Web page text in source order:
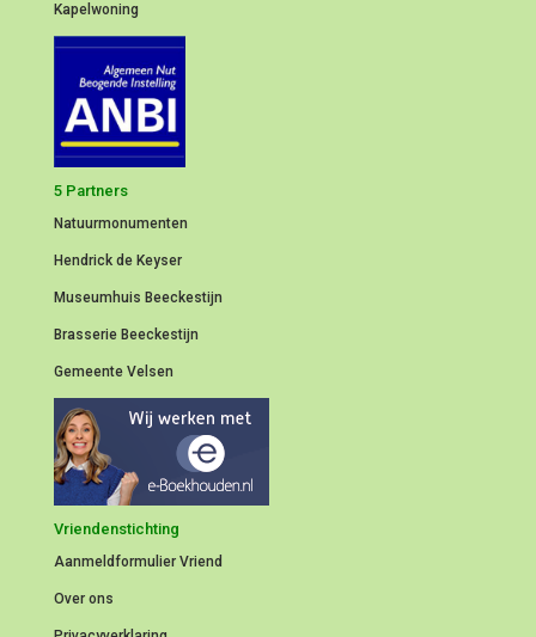
Kapelwoning
5 Partners
Natuurmonumenten
Hendrick de Keyser
Museumhuis Beeckestijn
Brasserie Beeckestijn
Gemeente Velsen
Vriendenstichting
Aanmeldformulier Vriend
Over ons